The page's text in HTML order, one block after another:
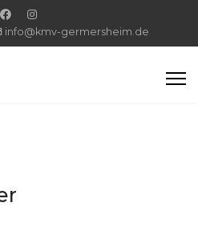
info@kmv-germersheim.de